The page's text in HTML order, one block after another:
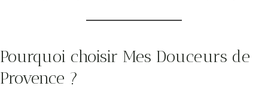
Pourquoi choisir Mes Douceurs de
Provence ?